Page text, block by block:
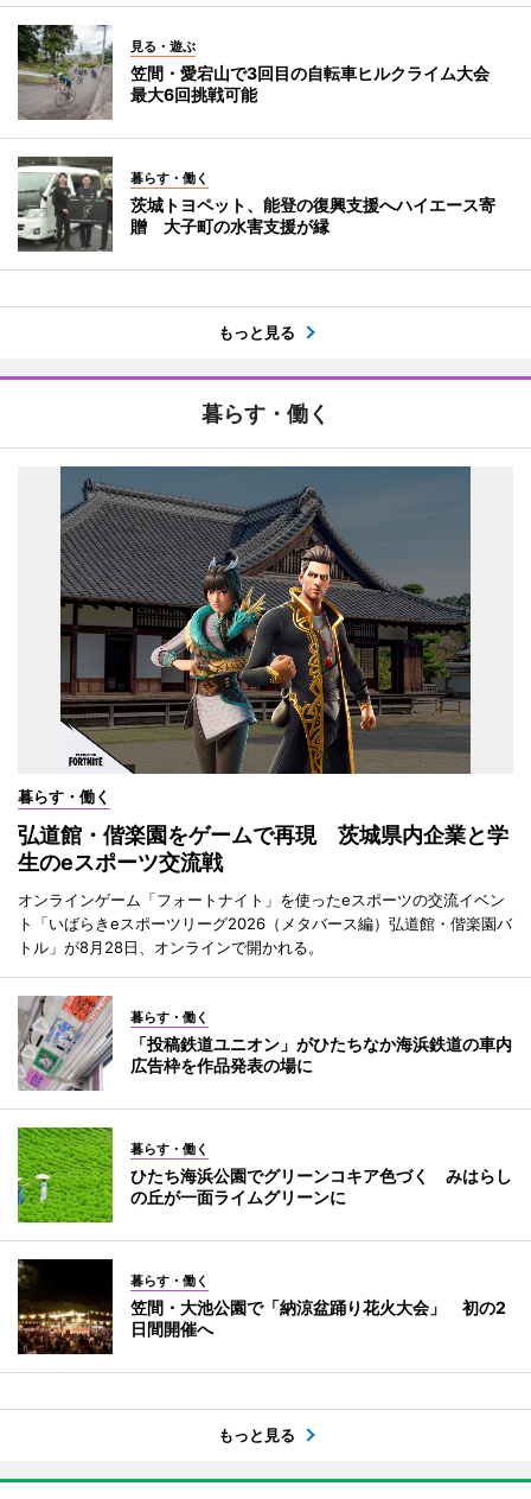
見る・遊ぶ
笠間・愛宕山で3回目の自転車ヒルクライム大会
最大6回挑戦可能
暮らす・働く
茨城トヨペット、能登の復興支援へハイエース寄
贈 大子町の水害支援が縁
もっと見る
暮らす・働く
暮らす・働く
弘道館・偕楽園をゲームで再現 茨城県内企業と学
生のeスポーツ交流戦
オンラインゲーム「フォートナイト」を使ったeスポーツの交流イベン
ト「いばらきeスポーツリーグ2026（メタバース編）弘道館・偕楽園バ
トル」が8月28日、オンラインで開かれる。
暮らす・働く
「投稿鉄道ユニオン」がひたちなか海浜鉄道の車内
広告枠を作品発表の場に
暮らす・働く
ひたち海浜公園でグリーンコキア色づく みはらし
の丘が一面ライムグリーンに
暮らす・働く
笠間・大池公園で「納涼盆踊り花火大会」 初の2
日間開催へ
もっと見る